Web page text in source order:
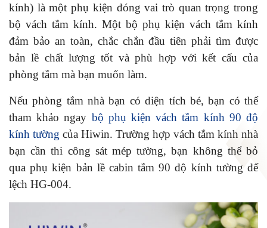
kính) là một phụ kiện đóng vai trò quan trọng trong
bộ vách tắm kính. Một bộ phụ kiện vách tắm kính
đảm bảo an toàn, chắc chắn đầu tiên phải tìm được
bản lề chất lượng tốt và phù hợp với kết cấu của
phòng tắm mà bạn muốn làm.
Nếu phòng tắm nhà bạn có diện tích bé, bạn có thể
tham khảo ngay bộ phụ kiện vách tắm kính 90 độ
kính tường của Hiwin. Trường hợp vách tắm kính nhà
bạn cần thi công sát mép tường, bạn không thể bỏ
qua phụ kiện bản lề cabin tắm 90 độ kính tường đế
lệch HG-004.